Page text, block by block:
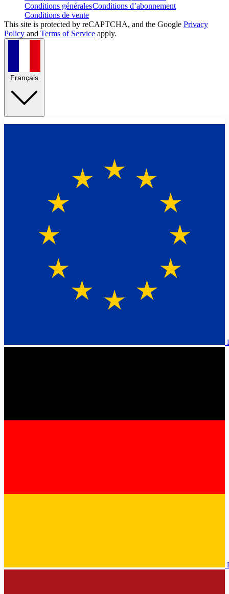
Conditions généralesConditions d’abonnement
Conditions de vente
This site is protected by reCAPTCHA, and the Google Privacy
Policy and Terms of Service apply.
Français